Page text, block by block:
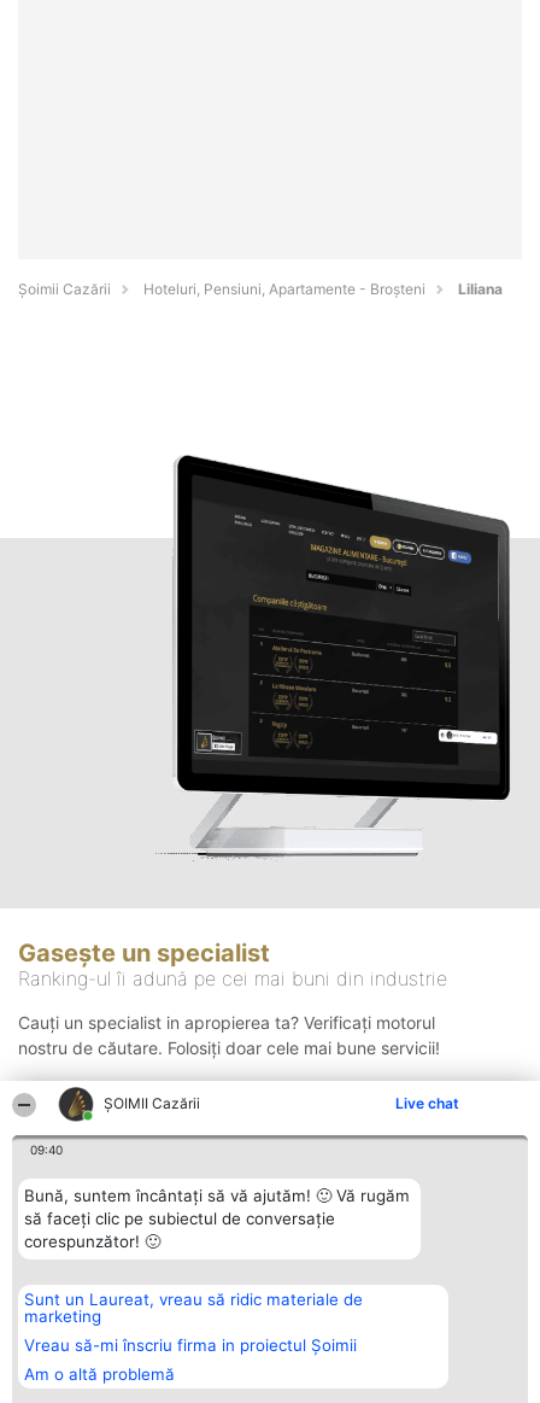
ȘOIMII Cazării Live chat
09:40
Bună, suntem încântați să vă ajutăm! 🙂 Vă rugăm
să faceți clic pe subiectul de conversație
corespunzător! 🙂
Sunt un Laureat, vreau să ridic materiale de
marketing
Vreau să-mi înscriu firma in proiectul Șoimii
Am o altă problemă
Șoimii Cazării Hoteluri, Pensiuni, Apartamente - Broşteni Liliana
Gasește un specialist
Ranking-ul îi adună pe cei mai buni din industrie
Cauți un specialist in apropierea ta? Verificați motorul
nostru de căutare. Folosiți doar cele mai bune servicii!
Organizator Ranking
BRIGHT SOLUTIONS BR SRL
Aleea Timisul De Sus 2 Bl. A30
Sc. A Et. 4 Ap. 13 Cod 061952
București
CUI 36737675
Plebiscyt
Lista Tuturor
Laureaților
Statut
Contact